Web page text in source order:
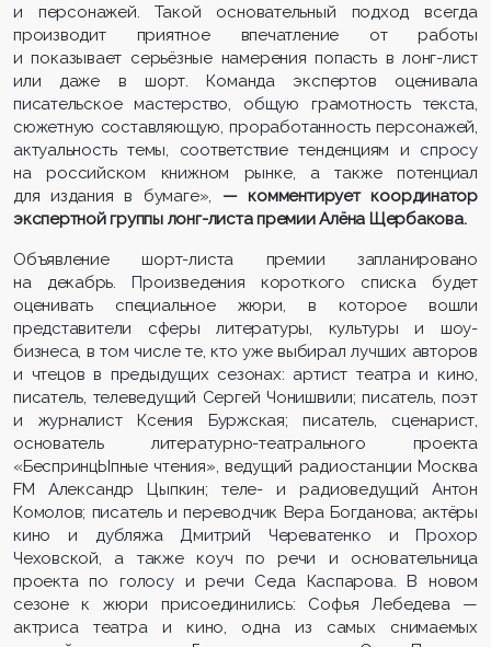
и персонажей. Такой основательный подход всегда
производит приятное впечатление от работы
и показывает серьёзные намерения попасть в лонг-лист
или даже в шорт. Команда экспертов оценивала
писательское мастерство, общую грамотность текста,
сюжетную составляющую, проработанность персонажей,
актуальность темы, соответствие тенденциям и спросу
на российском книжном рынке, а также потенциал
для издания в бумаге», — комментирует координатор
экспертной группы лонг-листа премии Алёна Щербакова.
Объявление шорт-листа премии запланировано
на декабрь. Произведения короткого списка будет
оценивать специальное жюри, в которое вошли
представители сферы литературы, культуры и шоу-
бизнеса, в том числе те, кто уже выбирал лучших авторов
и чтецов в предыдущих сезонах: артист театра и кино,
писатель, телеведущий Сергей Чонишвили; писатель, поэт
и журналист Ксения Буржская; писатель, сценарист,
основатель литературно-театрального проекта
«БеспринцЫпные чтения», ведущий радиостанции Москва
FM Александр Цыпкин; теле- и радиоведущий Антон
Комолов; писатель и переводчик Вера Богданова; актёры
кино и дубляжа Дмитрий Череватенко и Прохор
Чеховской, а также коуч по речи и основательница
проекта по голосу и речи Седа Каспарова. В новом
сезоне к жюри присоединились: Софья Лебедева —
актриса театра и кино, одна из самых снимаемых